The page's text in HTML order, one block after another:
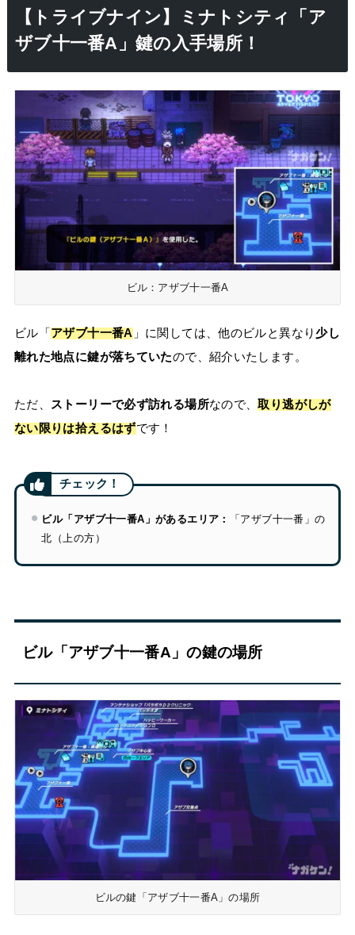
【トライブナイン】ミナトシティ「ア
ザブ十一番A」鍵の入手場所！
ビル：アザブ十一番A
ビル「 アザブ十一番A 」に関しては、他のビルと異なり少し
離れた地点に鍵が落ちていたので、紹介いたします。
ただ、 ストーリーで必ず訪れる場所なので、取り逃がしが
ない限りは拾えるはずです！
ビル「アザブ十一番A」があるエリア：
「アザブ十一番」の
北（上の方）
ビル「アザブ十一番A」の鍵の場所
ビルの鍵「アザブ十一番A」の場所